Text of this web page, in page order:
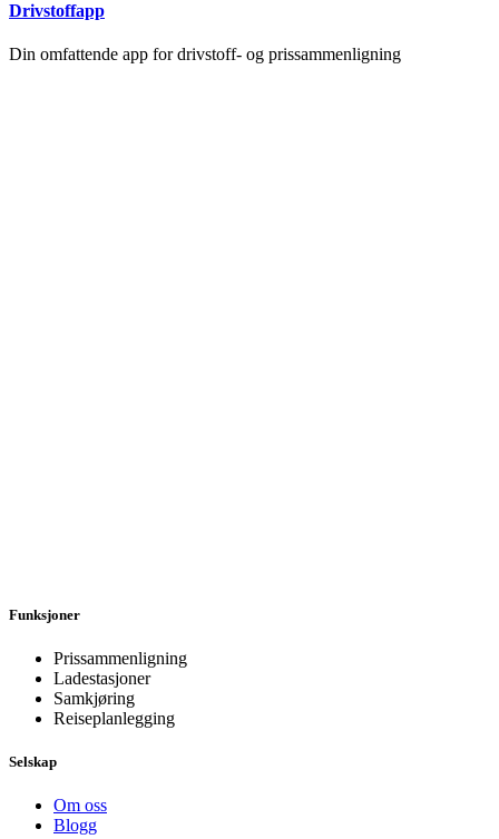
Drivstoffapp
Din omfattende app for drivstoff- og prissammenligning
Funksjoner
Prissammenligning
Ladestasjoner
Samkjøring
Reiseplanlegging
Selskap
Om oss
Blogg